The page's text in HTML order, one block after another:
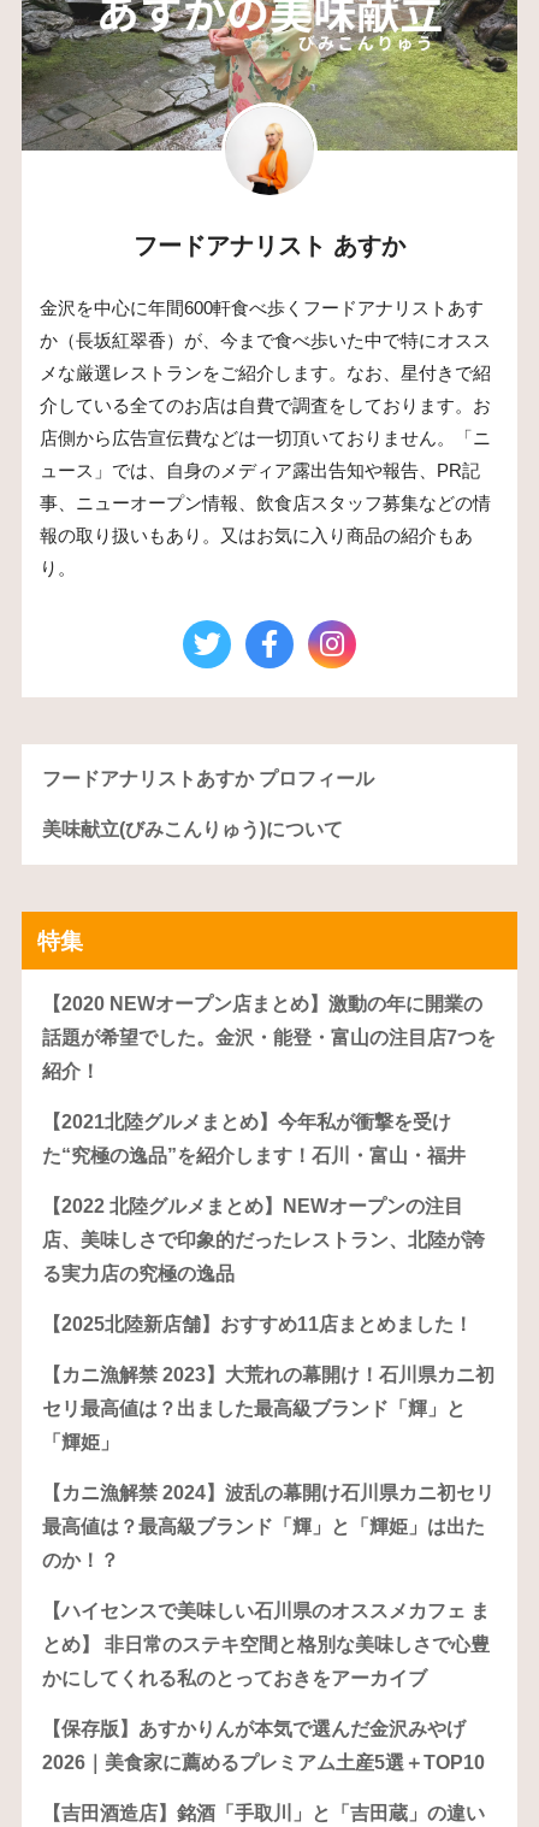
フードアナリスト あすか
金沢を中心に年間600軒食べ歩くフードアナリストあす
か（長坂紅翠香）が、今まで食べ歩いた中で特にオスス
メな厳選レストランをご紹介します。なお、星付きで紹
介している全てのお店は自費で調査をしております。お
店側から広告宣伝費などは一切頂いておりません。「ニ
ュース」では、自身のメディア露出告知や報告、PR記
事、ニューオープン情報、飲食店スタッフ募集などの情
報の取り扱いもあり。又はお気に入り商品の紹介もあ
り。
フードアナリストあすか プロフィール
美味献立(びみこんりゅう)について
特集
【2020 NEWオープン店まとめ】激動の年に開業の
話題が希望でした。金沢・能登・富山の注目店7つを
紹介！
【2021北陸グルメまとめ】今年私が衝撃を受け
た“究極の逸品”を紹介します！石川・富山・福井
【2022 北陸グルメまとめ】NEWオープンの注目
店、美味しさで印象的だったレストラン、北陸が誇
る実力店の究極の逸品
【2025北陸新店舗】おすすめ11店まとめました！
【カニ漁解禁 2023】大荒れの幕開け！石川県カニ初
セリ最高値は？出ました最高級ブランド「輝」と
「輝姫」
【カニ漁解禁 2024】波乱の幕開け石川県カニ初セリ
最高値は？最高級ブランド「輝」と「輝姫」は出た
のか！？
【ハイセンスで美味しい石川県のオススメカフェ ま
とめ】 非日常のステキ空間と格別な美味しさで心豊
かにしてくれる私のとっておきをアーカイブ
【保存版】あすかりんが本気で選んだ金沢みやげ
2026｜美食家に薦めるプレミアム土産5選＋TOP10
【吉田酒造店】銘酒「手取川」と「吉田蔵」の違い